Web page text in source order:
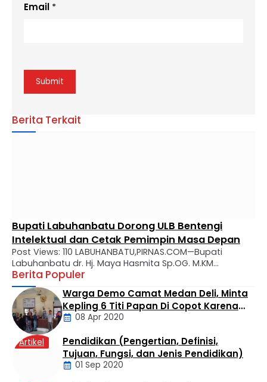
Email *
Berita Terkait
Bupati Labuhanbatu Dorong ULB Bentengi
Intelektual dan Cetak Pemimpin Masa Depan
Post Views: 110 LABUHANBATU,PIRNAS.COM—Bupati
Labuhanbatu dr. Hj. Maya Hasmita Sp.OG. M.KM
menyampaikan apresiasi mendalam atas perjalanan
panjang Universitas Labuhanbatu (ULB) yang kini genap
berusia 28 tahun. Dalam usianya yang makin matang,
ULB diharapkan tidak hanya menjadi tempat transfer
ilmu, melainkan kawah candradimuka dalam
melahirkan generasi muda yang inovatif, kritis, dan
berkarakter. Apresiasi tersebut disampaikan Bupati …
Berita Populer
Daerah
Warga Demo Camat Medan Deli, Minta
Kepling 6 Titi Papan Di Copot Karena
Tak Perduli Sama Warganya
08 Apr 2020
Artikel
Pendidikan (Pengertian, Definisi,
Tujuan, Fungsi, dan Jenis Pendidikan)
01 Sep 2020